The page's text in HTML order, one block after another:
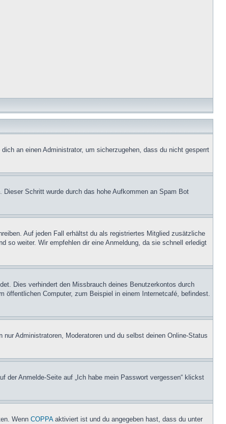
an einen Administrator, um sicherzugehen, dass du nicht gesperrt
Schritt wurde durch das hohe Aufkommen an Spam Bot
Auf jeden Fall erhältst du als registriertes Mitglied zusätzliche
so weiter. Wir empfehlen dir eine Anmeldung, da sie schnell erledigt
Dies verhindert den Missbrauch deines Benutzerkontos durch
öffentlichen Computer, zum Beispiel in einem Internetcafé, befindest.
Administratoren, Moderatoren und du selbst deinen Online-Status
Anmelde-Seite auf „Ich habe mein Passwort vergessen“ klickst
Wenn COPPAaktiviert ist und du angegeben hast, dass du unter